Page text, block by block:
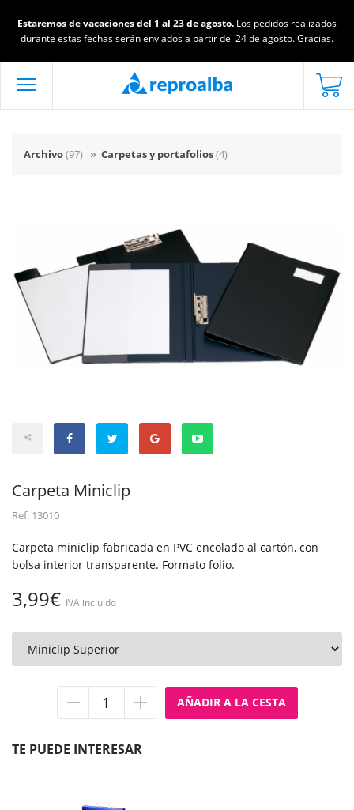
Estaremos de vacaciones del 1 al 23 de agosto. Los pedidos realizados
durante estas fechas serán enviados a partir del 24 de agosto. Gracias.
Archivo(97) » Carpetas y portafolios(4)
Carpeta Miniclip
Ref. 13010
Carpeta miniclip fabricada en PVC encolado al cartón, con
bolsa interior transparente. Formato folio.
3,99€ IVA incluido
TE PUEDE INTERESAR